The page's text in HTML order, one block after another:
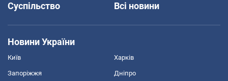
Суспільство
Всі новини
Новини України
Київ Харків
Запоріжжя Дніпро